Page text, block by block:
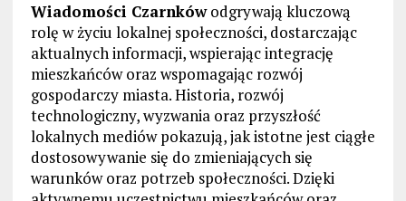
Wiadomości Czarnkówodgrywają kluczową
rolę w życiu lokalnej społeczności, dostarczając
aktualnych informacji, wspierając integrację
mieszkańców oraz wspomagając rozwój
gospodarczy miasta. Historia, rozwój
technologiczny, wyzwania oraz przyszłość
lokalnych mediów pokazują, jak istotne jest ciągłe
dostosowywanie się do zmieniających się
warunków oraz potrzeb społeczności. Dzięki